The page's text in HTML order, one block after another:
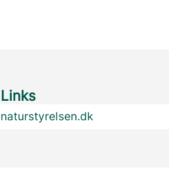
Links
naturstyrelsen.dk